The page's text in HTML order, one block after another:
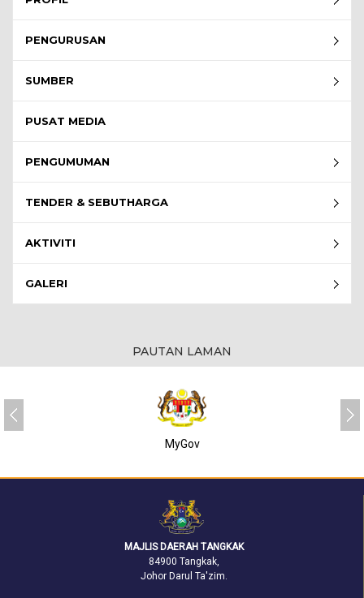
PENGURUSAN
SUMBER
PUSAT MEDIA
PENGUMUMAN
TENDER & SEBUTHARGA
AKTIVITI
GALERI
PAUTAN LAMAN
MyGov
MAJLIS DAERAH TANGKAK
84900 Tangkak,
Johor Darul Ta'zim.